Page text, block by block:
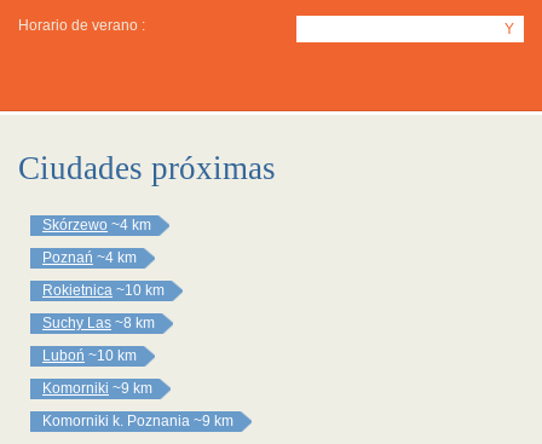
Horario de verano : Y
Ciudades próximas
Skórzewo ~4 km
Poznań ~4 km
Rokietnica ~10 km
Suchy Las ~8 km
Luboń ~10 km
Komorniki ~9 km
Komorniki k. Poznania ~9 km